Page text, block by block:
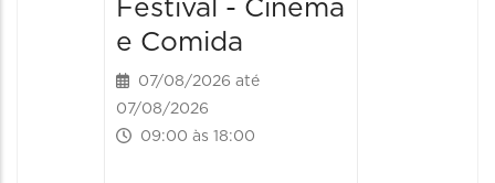
Festival - Cinema
e Comida
07/08/2026 até
07/08/2026
09:00 às 18:00